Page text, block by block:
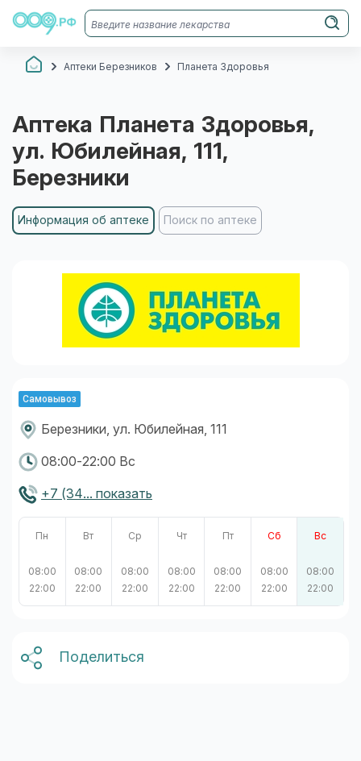
Аптеки Березников Планета Здоровья
Аптека Планета Здоровья,
ул. Юбилейная, 111,
Березники
Информация об аптеке Поиск по аптеке
Самовывоз
Березники, ул. Юбилейная, 111
08:00-22:00 Вс
+7 (34... показать
Пн
08:00
22:00
Вт
08:00
22:00
Ср
08:00
22:00
Чт
08:00
22:00
Пт
08:00
22:00
Сб
08:00
22:00
Вс
08:00
22:00
Поделиться